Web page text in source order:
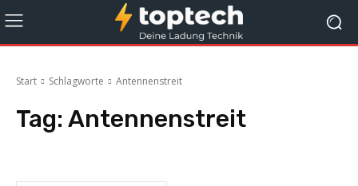
Start Schlagworte Antennenstreit
Tag: Antennenstreit